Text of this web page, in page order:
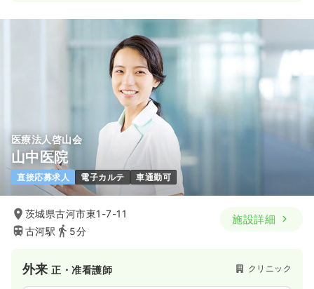
医療法人啓山会
山中医院
直接応募求人 電子カルテ 車通勤可
茨城県古河市東1-7-11
古河駅
5分
施設詳細
外来正・准看護師 クリニック